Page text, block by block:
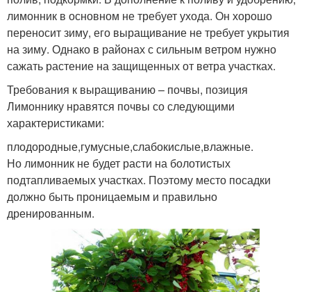
лимонник в основном не требует ухода. Он хорошо
переносит зиму, его выращивание не требует укрытия
на зиму. Однако в районах с сильным ветром нужно
сажать растение на защищенных от ветра участках.
Требования к выращиванию – почвы, позиция
Лимоннику нравятся почвы со следующими
характеристиками:
плодородные,гумусные,слабокислые,влажные.
Но лимонник не будет расти на болотистых
подтапливаемых участках. Поэтому место посадки
должно быть проницаемым и правильно
дренированным.